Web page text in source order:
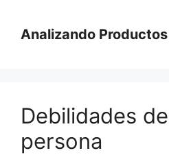
contenido
Analizando Productos
Debilidades
persona